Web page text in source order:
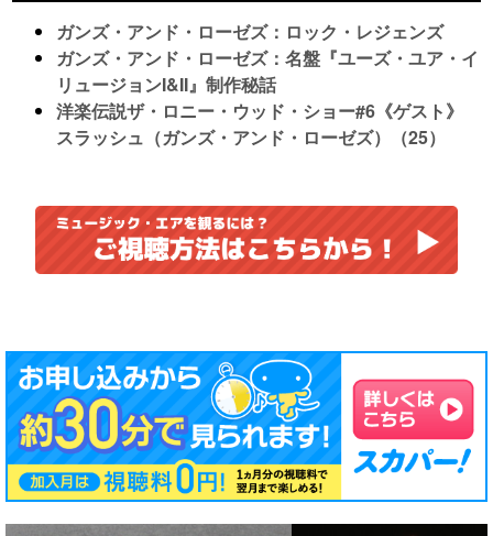
ガンズ・アンド・ローゼズ：ロック・レジェンズ
ガンズ・アンド・ローゼズ：名盤『ユーズ・ユア・イ
リュージョンI&II』制作秘話
洋楽伝説ザ・ロニー・ウッド・ショー#6《ゲスト》
スラッシュ（ガンズ・アンド・ローゼズ）（25）